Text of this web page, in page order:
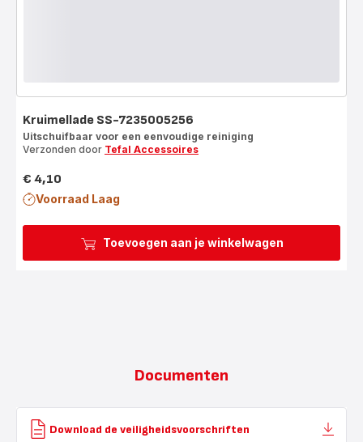
Toevoegen aan je winkelwagen
Kruimellade SS-7235005256
Uitschuifbaar voor een eenvoudige reiniging
Verzonden door Tefal Accessoires
Prijs
€ 4,10
Voorraad Laag
Documenten
Download de veiligheidsvoorschriften